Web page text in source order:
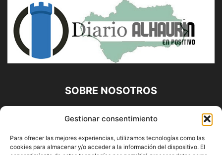
Gestionar consentimiento
Para ofrecer las mejores experiencias, utilizamos tecnologías como las
cookies para almacenar y/o acceder a la información del dispositivo. El
SOBRE NOSOTROS
Diario Alhaurín (www.alhaurindelatorre.com) Propiedad de
Francisco E. López López | 639 95 71 95 | Noticias de
Alhaurín de la Torre, Málaga y Provincia|
Contáctanos:info@alhaurindelatorre.com